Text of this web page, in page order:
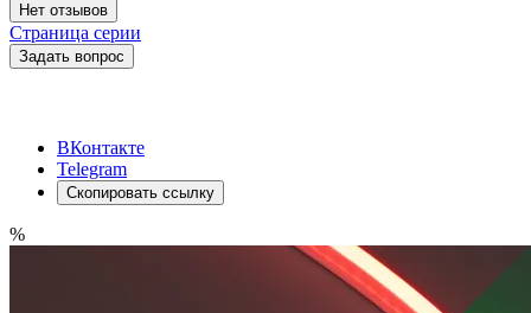
Нет отзывов
Страница серии
Задать вопрос
ВКонтакте
Telegram
Скопировать ссылку
%